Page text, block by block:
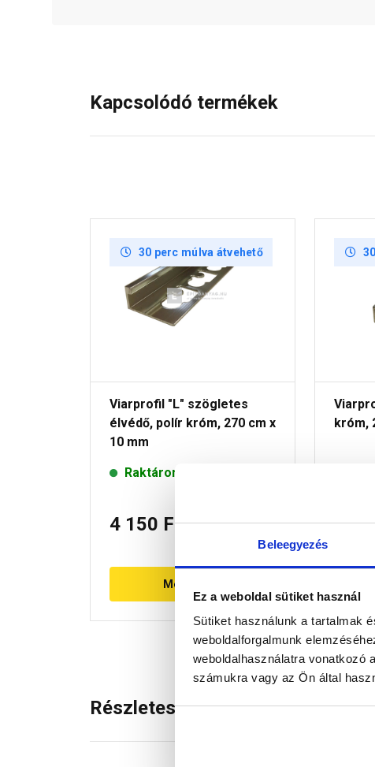
Beleegyezés
Ez a weboldal sütiket használ
Sütiket használunk a tartalmak
weboldalforgalmunk
weboldalhasználatra vonatkozó
számukra vagy az Ön által
Kapcsolódó termékek
30 perc múlva átvehető
Viarprofil "L" szögletes
élvédő, polír króm, 270 cm x
10 mm
Raktáron
4 150 Ft/ db
Megnézem
króm,
6
Részletes leírás